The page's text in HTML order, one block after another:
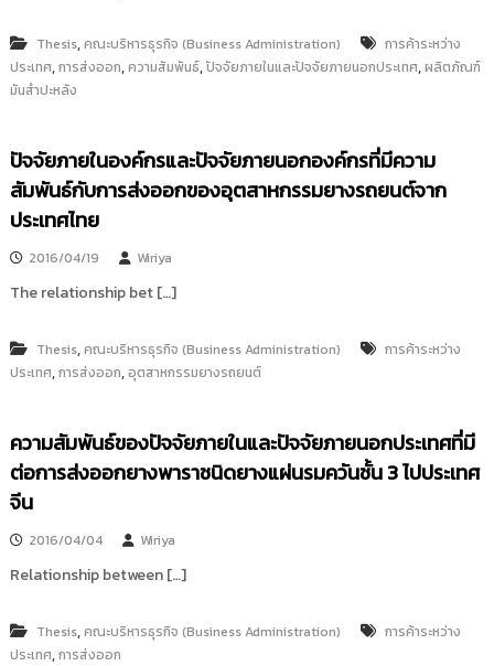
Thesis,คณะบริหารธุรกิจ (Business Administration)
การค้าระหว่าง
ประเทศ,การส่งออก,ความสัมพันธ์,ปัจจัยภายในและปัจจัยภายนอกประเทศ,ผลิตภัณฑ์
มันสำปะหลัง
ปัจจัยภายในองค์กรและปัจจัยภายนอกองค์กรที่มีความ
สัมพันธ์กับการส่งออกของอุตสาหกรรมยางรถยนต์จาก
ประเทศไทย
2016/04/19 Wiriya
The relationship bet […]
Thesis,คณะบริหารธุรกิจ (Business Administration)
การค้าระหว่าง
ประเทศ,การส่งออก,อุตสาหกรรมยางรถยนต์
ความสัมพันธ์ของปัจจัยภายในและปัจจัยภายนอกประเทศที่มี
ต่อการส่งออกยางพาราชนิดยางแผ่นรมควันชั้น 3 ไปประเทศ
จีน
2016/04/04 Wiriya
Relationship between […]
Thesis,คณะบริหารธุรกิจ (Business Administration)
การค้าระหว่าง
ประเทศ,การส่งออก